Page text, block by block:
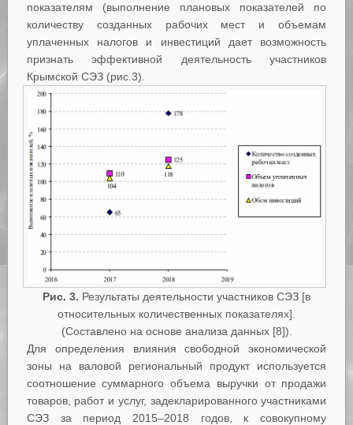
показателям (выполнение плановых показателей по
количеству созданных рабочих мест и объемам
уплаченных налогов и инвестиций дает возможность
признать эффективной деятельность участников
Крымской СЭЗ (рис.3).
Рис. 3. Результаты деятельности участников СЭЗ [в
относительных количественных показателях].
(Составлено на основе анализа данных [8]).
Для определения влияния свободной экономической
зоны на валовой региональный продукт используется
соотношение суммарного объема выручки от продажи
товаров, работ и услуг, задекларированного участниками
СЭЗ за период 2015–2018 годов, к совокупному